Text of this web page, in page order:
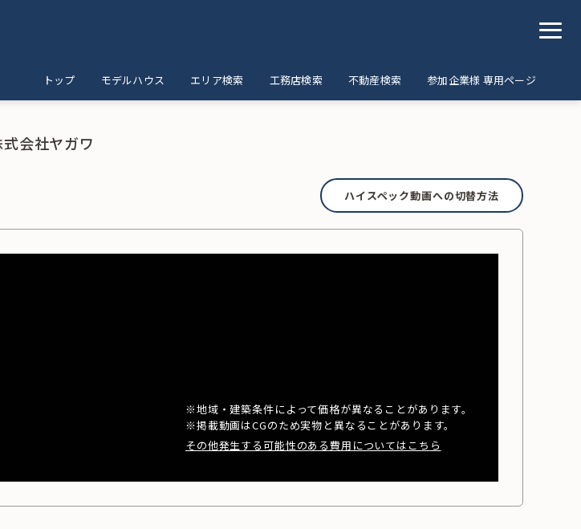
トップ モデルハウス エリア検索 工務店検索 不動産検索 参加企業様 専用ページ
会社ヤガワ
ハイスペック動画への切替方法
※地域・建築条件によって価格が異なることがあります。
※掲載動画はCGのため実物と異なることがあります。
その他発生する可能性のある費用についてはこちら